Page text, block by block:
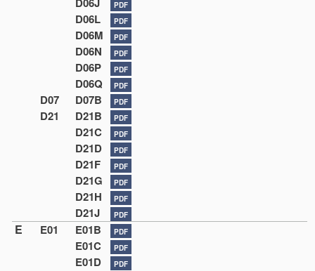
PDF
D06L PDF
D06M PDF
D06N PDF
D06P PDF
D06Q PDF
D07 D07B PDF
D21 D21B PDF
D21C PDF
D21D PDF
D21F PDF
D21G PDF
D21H PDF
D21J PDF
E E01 E01B PDF
E01C PDF
E01D PDF